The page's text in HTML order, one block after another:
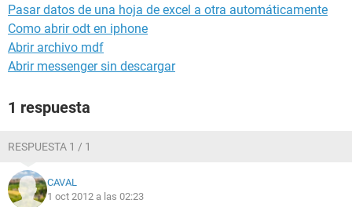
Pasar datos de una hoja de excel a otra automáticamente
Como abrir odt en iphone
Abrir archivo mdf
Abrir messenger sin descargar
1 respuesta
RESPUESTA 1 / 1
CAVAL
1 oct 2012 a las 02:23